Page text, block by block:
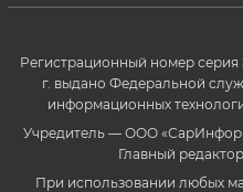
Регистрационный номер серия
г. выдано Федеральной
информационных
Учредитель — ООО
Главный
При использовании любых